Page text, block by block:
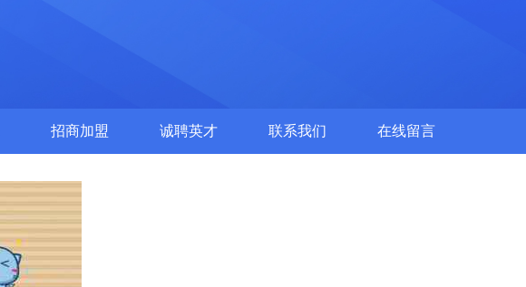
招商加盟 诚聘英才 联系我们 在线留言